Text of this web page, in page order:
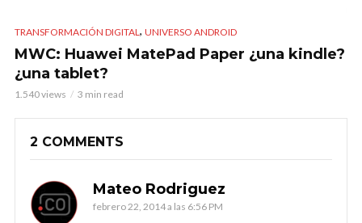
TRANSFORMACIÓN DIGITAL , UNIVERSO ANDROID
MWC: Huawei MatePad Paper ¿una kindle?
¿una tablet?
1.540 views 3 min read
2 COMMENTS
Mateo Rodriguez
febrero 22, 2014 a las 6:56 PM